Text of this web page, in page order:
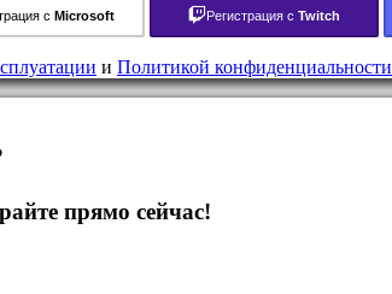
с Microsoft Регистрация с Twitch
и Политикой конфиденциальности
прямо сейчас!